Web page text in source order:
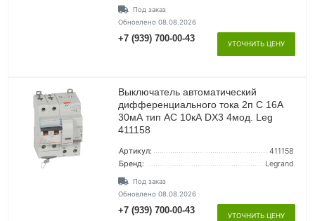
Под заказ
Обновлено 08.08.2026
+7 (939) 700-00-43
УТОЧНИТЬ ЦЕНУ
Выключатель автоматический
дифференциального тока 2п C 16А
30мА тип AC 10кА DX3 4мод. Leg
411158
Артикул:
411158
Бренд:
Legrand
Под заказ
Обновлено 08.08.2026
+7 (939) 700-00-43
УТОЧНИТЬ ЦЕНУ